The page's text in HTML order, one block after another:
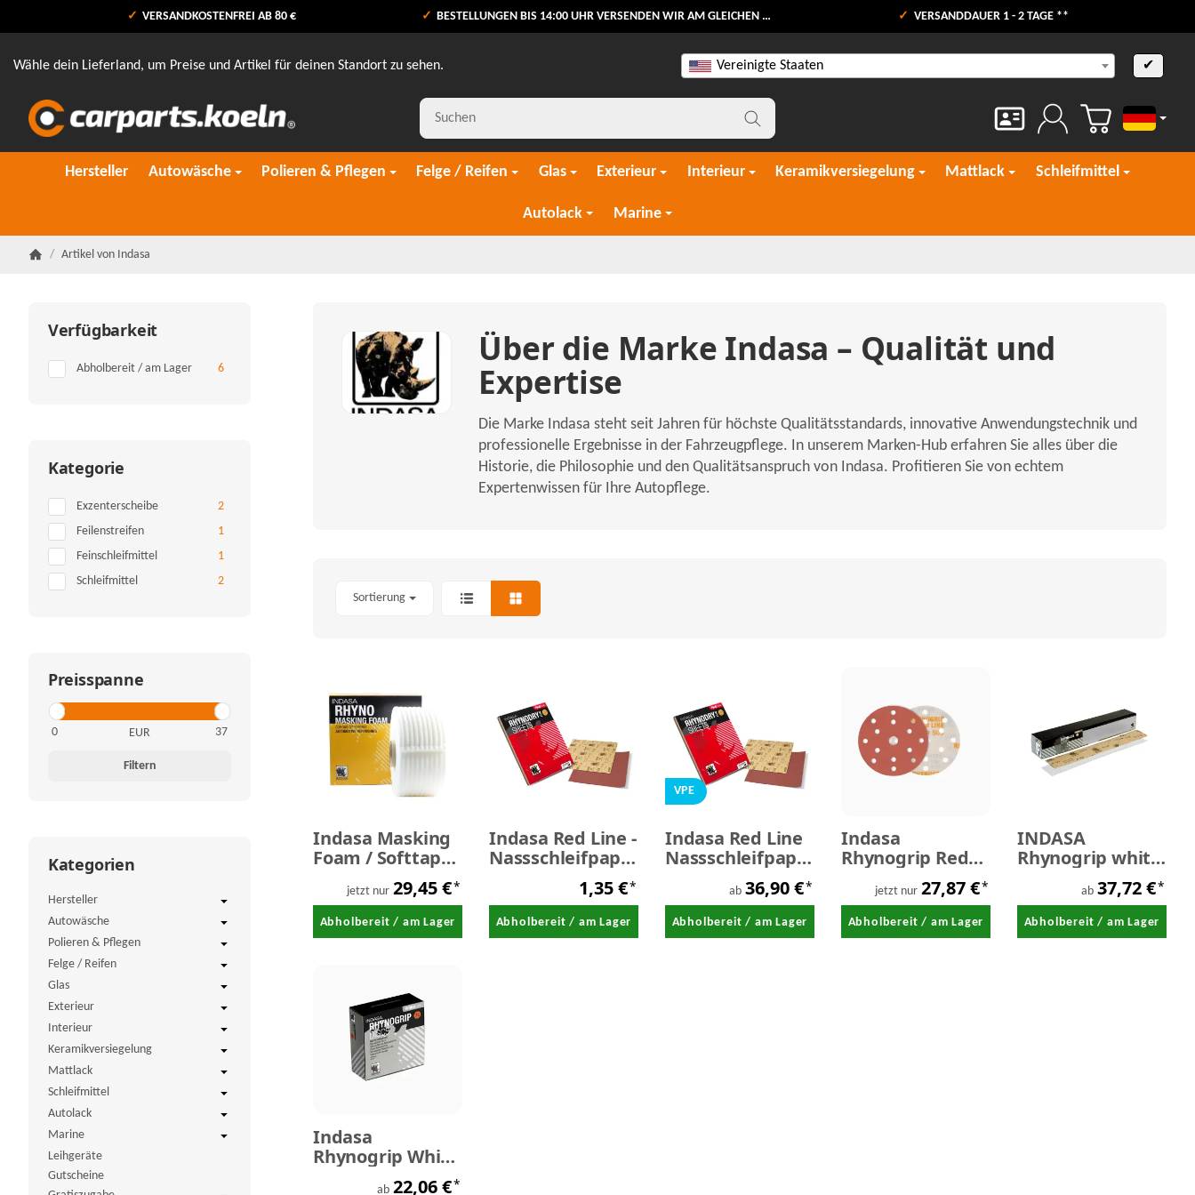
VERSANDKOSTENFREI AB 80 € BESTELLUNGEN BIS 14:00 UHR VERSENDEN WIR AM GLEICHEN WERKTAG VERSANDDAUER 1 - 2 TAGE **
Wähle dein Lieferland, um Preise und Artikel für deinen Standort zu sehen. Vereinigte Staaten ✔
Deutsch
Hersteller Autowäsche Polieren & Pflegen Felge / Reifen Glas Exterieur Interieur Keramikversiegelung Mattlack Schleifmittel
Autolack Marine
/ Artikel von Indasa
Über die Marke Indasa – Qualität und
Expertise
Die Marke Indasa steht seit Jahren für höchste Qualitätsstandards, innovative Anwendungstechnik und
professionelle Ergebnisse in der Fahrzeugpflege. In unserem Marken-Hub erfahren Sie alles über die
Historie, die Philosophie und den Qualitätsanspruch von Indasa. Profitieren Sie von echtem
Expertenwissen für Ihre Autopflege.
Sortierung
Indasa Masking
Foam / Softtape
jetzt nur 29,45 €*
Abholbereit / am Lager
Indasa Red Line -
Nassschleifpapier
DIN A4 - 1 Stück
1,35 €*
Abholbereit / am Lager
VPE
Indasa Red Line
Nassschleifpapier
ab 36,90 €*
Abholbereit / am Lager
Indasa
Rhynogrip Red
Line 15 Loch Ø
150 mm P 800 -
P2000
jetzt nur 27,87 €*
Abholbereit / am Lager
INDASA
Rhynogrip white
kletthaftend 23-
Loch
ab 37,72 €*
Abholbereit / am Lager
Indasa
Rhynogrip White
Line 15 fach
ab 22,06 €*
Verfügbarkeit
Abholbereit / am Lager 6Artikel gefunden
Kategorie
Exzenterscheibe 2Artikel gefunden
Feilenstreifen 1
Feinschleifmittel 1
Schleifmittel 2Artikel gefunden
Preisspanne
EUR
Filtern
Kategorien
Hersteller
Autowäsche
Polieren & Pflegen
Felge / Reifen
Glas
Exterieur
Interieur
Keramikversiegelung
Mattlack
Schleifmittel
Autolack
Marine
Leihgeräte
Gutscheine